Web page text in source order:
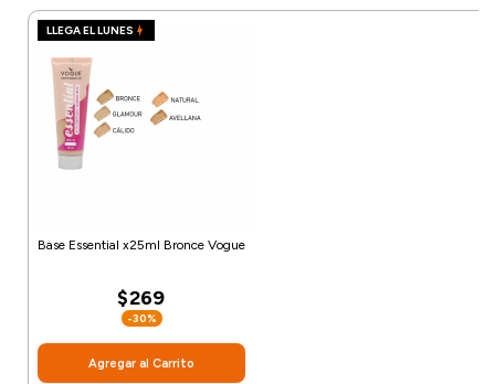
LLEGA EL LUNES
Base Essential x25ml Bronce Vogue
$269
-30%
Agregar al Carrito